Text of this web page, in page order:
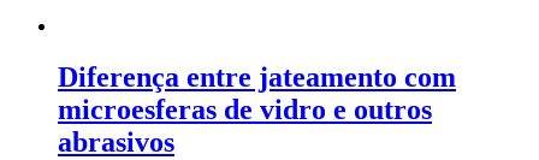
Diferença entre jateamento com
microesferas de vidro e outros
abrasivos